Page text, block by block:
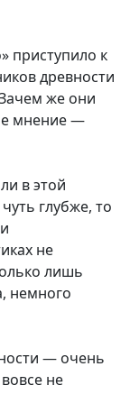
приступило к
древности
же они
мнение —
в этой
глубже, то
не
лишь
немного
— очень
не